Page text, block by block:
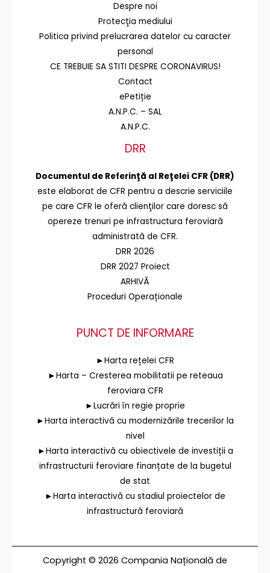
Despre noi
Protecţia mediului
Politica privind prelucrarea datelor cu caracter
personal
CE TREBUIE SA STITI DESPRE CORONAVIRUS!
Contact
ePetiție
A.N.P.C. – SAL
A.N.P.C.
DRR
Documentul de Referinţă al Reţelei CFR (DRR)
este elaborat de CFR pentru a descrie serviciile
pe care CFR le oferă clienţilor care doresc să
opereze trenuri pe infrastructura feroviară
administrată de CFR.
DRR 2026
DRR 2027 Proiect
ARHIVĂ
Proceduri Operaționale
PUNCT DE INFORMARE
►Harta rețelei CFR
►Harta – Cresterea mobilitatii pe reteaua
feroviara CFR
►Lucrări în regie proprie
►Harta interactivă cu modernizările trecerilor la
nivel
►Harta interactivă cu obiectivele de investiții a
infrastructurii feroviare finanțate de la bugetul
de stat
►Harta interactivă cu stadiul proiectelor de
infrastructură feroviară
Copyright © 2026 Compania Națională de